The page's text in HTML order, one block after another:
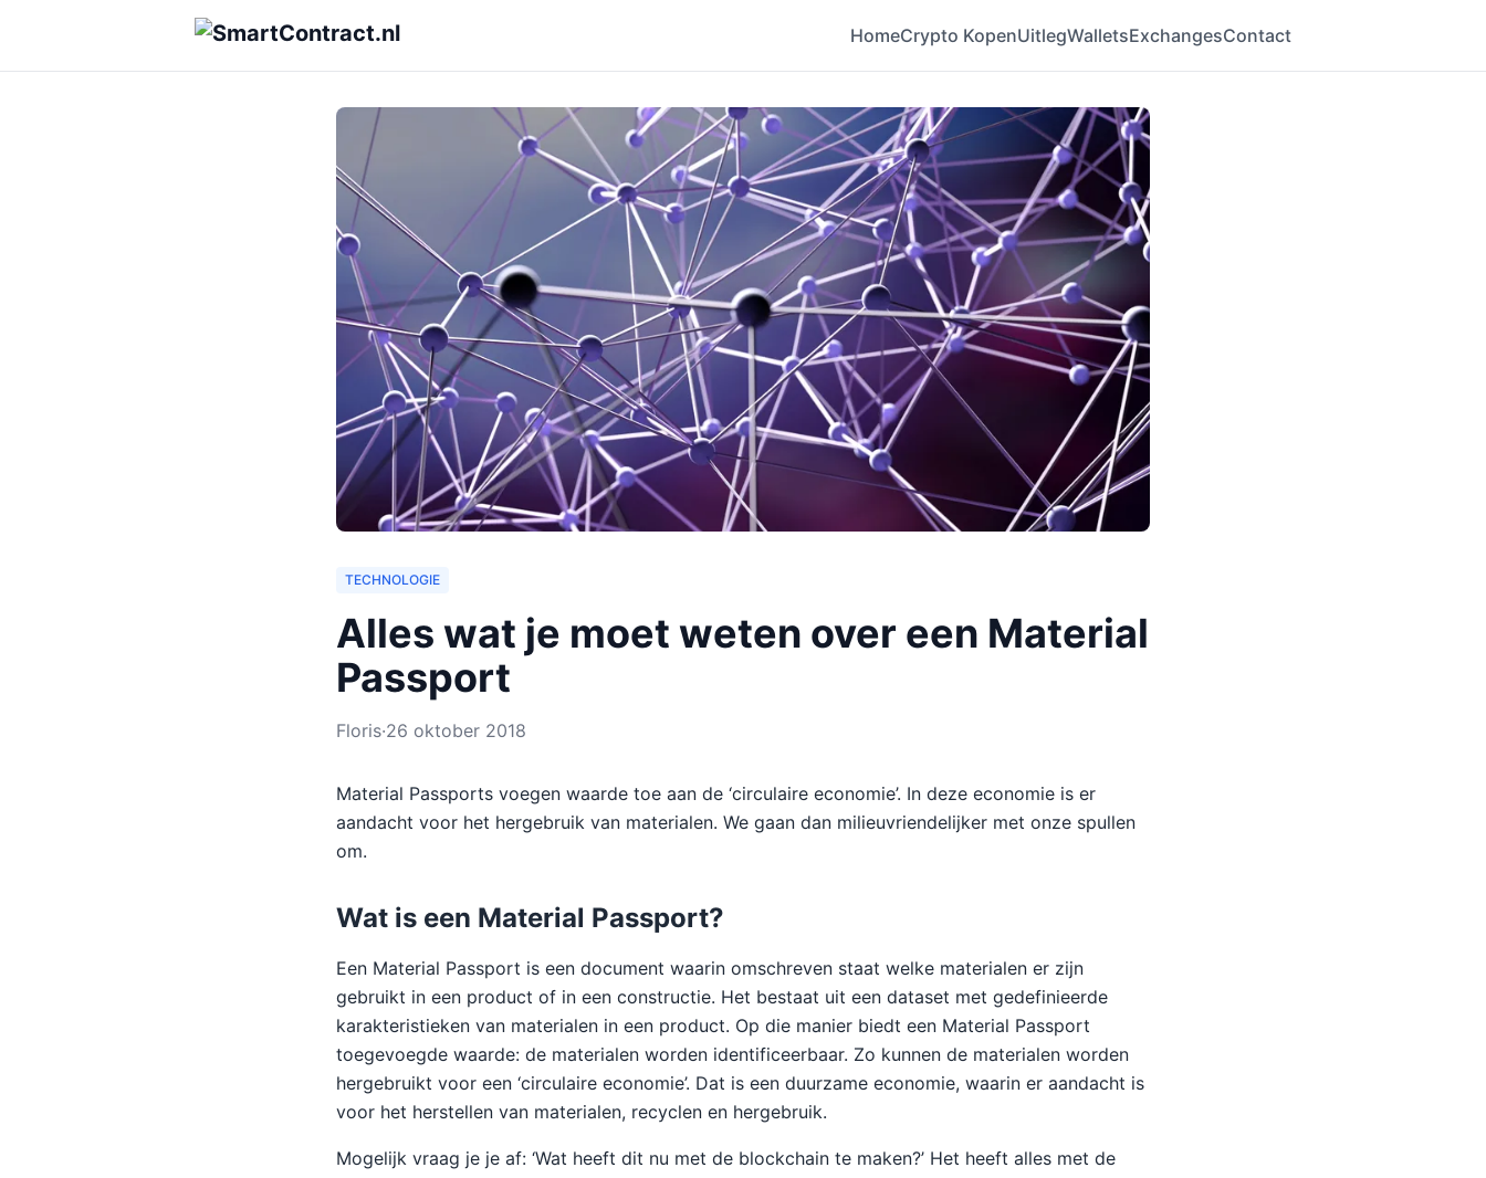
HomeCrypto KopenUitlegWalletsExchangesContact
TECHNOLOGIE
Alles wat je moet weten over een Material
Passport
Floris·26 oktober 2018
Material Passports voegen waarde toe aan de ‘circulaire economie’. In deze economie is er
aandacht voor het hergebruik van materialen. We gaan dan milieuvriendelijker met onze spullen
om.
Wat is een Material Passport?
Een Material Passport is een document waarin omschreven staat welke materialen er zijn
gebruikt in een product of in een constructie. Het bestaat uit een dataset met gedefinieerde
karakteristieken van materialen in een product. Op die manier biedt een Material Passport
toegevoegde waarde: de materialen worden identificeerbaar. Zo kunnen de materialen worden
hergebruikt voor een ‘circulaire economie’. Dat is een duurzame economie, waarin er aandacht is
voor het herstellen van materialen, recyclen en hergebruik.
Mogelijk vraag je je af: ‘Wat heeft dit nu met de blockchain te maken?’ Het heeft alles met de